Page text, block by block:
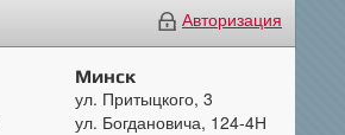
Авторизация
Минск
ул. Притыцкого, 3
ул. Богдановича, 124-4Н